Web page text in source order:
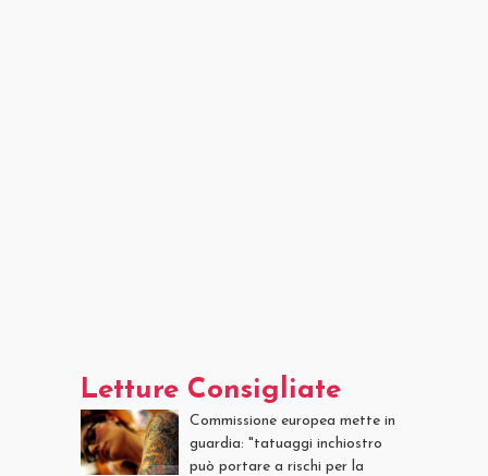
Letture Consigliate
Commissione europea mette in
guardia: "tatuaggi inchiostro
può portare a rischi per la